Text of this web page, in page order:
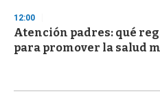
12:00
Atención padres: qué
para promover la salud